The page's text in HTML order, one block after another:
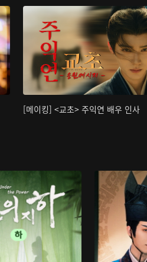
[메이킹] <교초> 주익연 배우 인사